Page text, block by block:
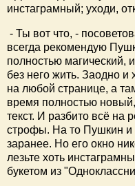
инстаграмный; уходи,
- Ты вот что, -
всегда рекомендую
полностью магический,
без него жить. Заодно
на любой странице, а
время полностью
текст. И разбито всё на
строфы. На то Пушкин и
заранее. Но его окно
лезьте хоть
букетом из